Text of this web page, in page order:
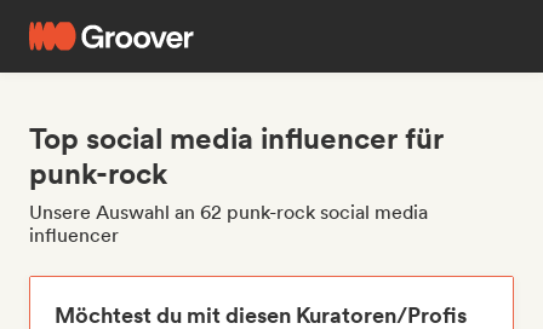
Top social media influencer für
punk-rock
Unsere Auswahl an 62 punk-rock social media
influencer
Möchtest du mit diesen Kuratoren/Profis